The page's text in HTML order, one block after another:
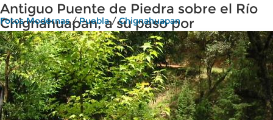
Antiguo Puente de Piedra sobre el Río
Chignahuapan, a su paso por
Quetzalapan
Fotos Modernas/Puebla/Chignahuapan